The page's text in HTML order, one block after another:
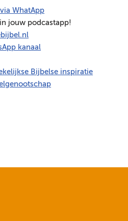
WhatApp
jouw podcastapp!
kanaal
Bijbelse inspiratie